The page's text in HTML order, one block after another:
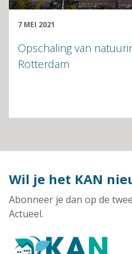
7 MEI 2021
Opschaling van
Rotterdam
Wil je het KAN
Abonneer je dan op de
Actueel.